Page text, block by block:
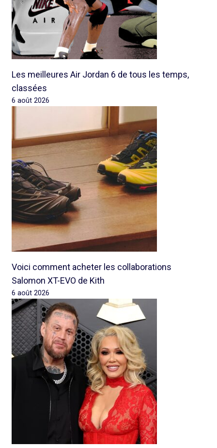
Les meilleures Air Jordan 6 de tous les temps,
classées
6 août 2026
Voici comment acheter les collaborations
Salomon XT-EVO de Kith
6 août 2026